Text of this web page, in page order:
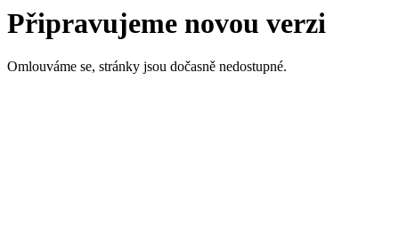
Připravujeme novou verzi
Omlouváme se, stránky jsou dočasně nedostupné.